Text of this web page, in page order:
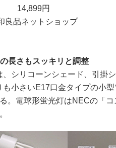
14,899円
良品ネットショップ
長さもスッキリと調整
シリコーンシェード、引掛
小さいE17口金タイプの小
。電球形蛍光灯はNECの「コ